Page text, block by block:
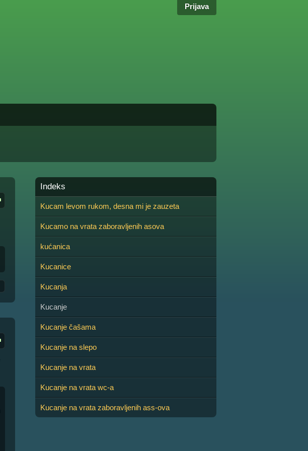
Prijava
Indeks
Kucam levom rukom, desna mi je zauzeta
Kucamo na vrata zaboravljenih asova
kućanica
Kucanice
Kucanja
Kucanje
Kucanje čašama
Kucanje na slepo
Kucanje na vrata
Kucanje na vrata wc-a
Kucanje na vrata zaboravljenih ass-ova